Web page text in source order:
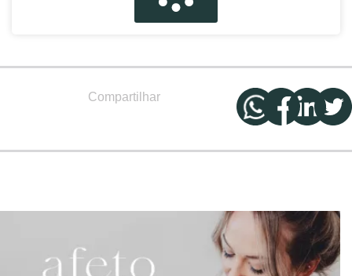
Compartilhar